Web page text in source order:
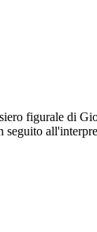
figurale di
seguito